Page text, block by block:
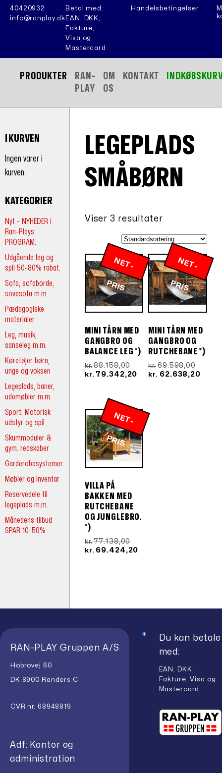
40420932
info@ranplay.dk
Betal med:
EAN, DKK,
Fakture,
Visa og
Mastercard
Handelsbetingelser
PRODUKTER
RAN-
PLAY
OM
OS
KONTAKT
I KURVEN
Ingen varer i
kurven.
KATEGORIER
Nyt - NYHEDER i
Ran-Plays
PROGRAM.
Udgående leg og
spil 50-80% rabat.
Sofa, sofaborde,
sovesofa m.m.
Pædagogiske
materialer
Leg, musik,
sanseleg m.m.
Køretøjer børn,
unge og voksen
Legeplads, baner,
udemøbler m.m.
Sport, Motorisk
udstyr og spil
Skummoduler &
gym. redskaber
Garderobesystemer
Møbler og inventar
Reservedele til
legeplads m.m.
Månedens tilbud
SPAR 10-50%
LEGEPLADS
SMÅBØRN
Viser 3 resultater
N
E
T
-
P
R
IS
MINI TÅRN MED
GANGBRO OG
BALANCE LEG *)
kr. 88.158,00Den
oprindelige
kr. 79.342,20 Den
kr.79.342,20.
N
E
T
-
P
R
IS
MINI TÅRN MED
GANGBRO OG
RUTCHEBANE *)
kr. 69.598,00Den
kr. 62.638,20Den
N
E
T
-
P
R
IS
VILLA PÅ
BAKKEN MED
RUTCHEBANE
OG JUNGLEBRO.
*)
kr. 77.138,00Den
oprindelige
kr. 69.424,20
RAN-PLAY Gruppen A/S
Hobrovej 60
DK 8900 Randers C
CVR nr. 68948819
Adf: Kontor og
administration
Du kan betale
med:
EAN, DKK,
Fakture, Visa og
Mastercard